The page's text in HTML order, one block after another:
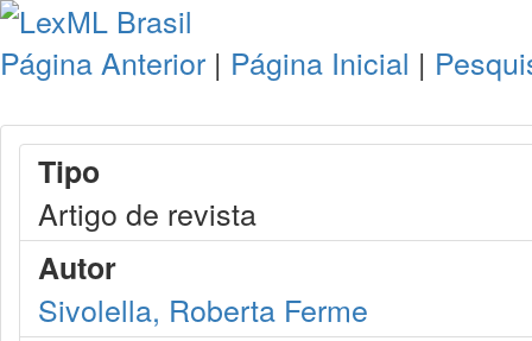
Página Anterior | Página Inicial |
Tipo
Artigo de revista
Autor
Sivolella, Roberta Ferme